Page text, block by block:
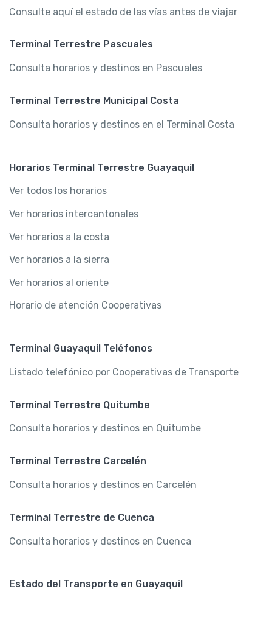
Consulte aquí el estado de las vías antes de viajar
Terminal Terrestre Pascuales
Consulta horarios y destinos en Pascuales
Terminal Terrestre Municipal Costa
Consulta horarios y destinos en el Terminal Costa
Horarios Terminal Terrestre Guayaquil
Ver todos los horarios
Ver horarios intercantonales
Ver horarios a la costa
Ver horarios a la sierra
Ver horarios al oriente
Horario de atención Cooperativas
Terminal Guayaquil Teléfonos
Listado telefónico por Cooperativas de Transporte
Terminal Terrestre Quitumbe
Consulta horarios y destinos en Quitumbe
Terminal Terrestre Carcelén
Consulta horarios y destinos en Carcelén
Terminal Terrestre de Cuenca
Consulta horarios y destinos en Cuenca
Estado del Transporte en Guayaquil